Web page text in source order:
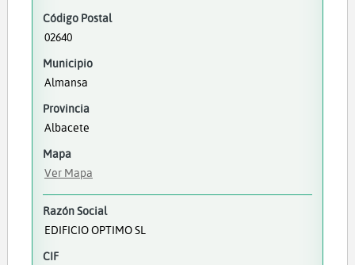
Código Postal
02640
Municipio
Almansa
Provincia
Albacete
Mapa
Ver Mapa
Razón Social
EDIFICIO OPTIMO SL
CIF